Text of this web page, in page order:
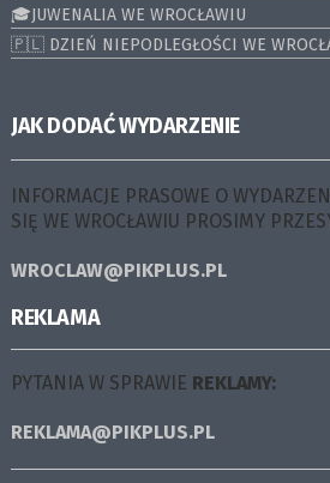
🎓JUWENALIA WE WROCŁAWIU
🇵🇱 DZIEŃ NIEPODLEGŁOŚCI WE
JAK DODAĆ WYDARZENIE
INFORMACJE PRASOWE O
SIĘ WE WROCŁAWIU PROSIMY
WROCLAW@PIKPLUS.PL
REKLAMA
PYTANIA W SPRAWIE REKLAMY:
REKLAMA@PIKPLUS.PL